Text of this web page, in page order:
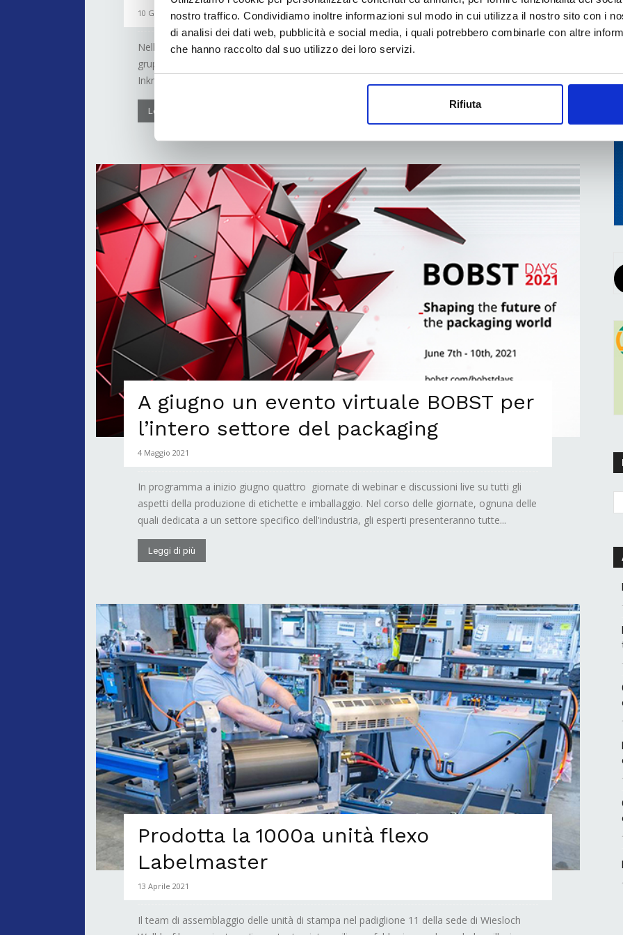
nostro traffico. Condividiamo inoltre informazioni sul modo in cui utilizza il nostro sito con i
di analisi dei dati web, pubblicità e social media, i quali potrebbero combinarle con altre
che hanno raccolto dal suo utilizzo dei loro servizi.
Rifiuta
10 Giugno 2021
Nella giornata mondiale dedicata alla Terra, un grande evento ha visto protagonista un
gruppo storico nel settore della stampa; pianificato da circa due anni, presso la sede
Inkmaker Group di San Gillio in provincia di Torino, è stato ufficialmente...
Leggi di più
A giugno un evento virtuale BOBST per
l’intero settore del packaging
4 Maggio 2021
In programma a inizio giugno quattro giornate di webinar e discussioni live su tutti gli
aspetti della produzione di etichette e imballaggio. Nel corso delle giornate, ognuna delle
quali dedicata a un settore specifico dell'industria, gli esperti presenteranno tutte...
Leggi di più
Prodotta la 1000a unità flexo
Labelmaster
13 Aprile 2021
Il team di assemblaggio delle unità di stampa nel padiglione 11 della sede di Wiesloch